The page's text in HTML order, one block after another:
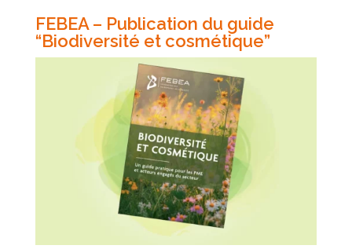
FEBEA – Publication du guide
“Biodiversité et cosmétique”